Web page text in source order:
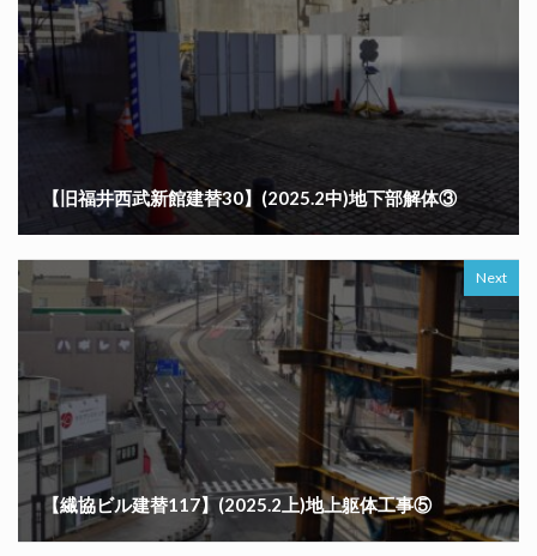
【旧福井西武新館建替30】(2025.2中)地下部解体③
Next
【繊協ビル建替117】(2025.2上)地上躯体工事⑤